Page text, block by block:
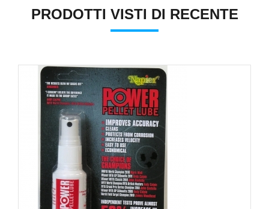
PRODOTTI VISTI DI RECENTE